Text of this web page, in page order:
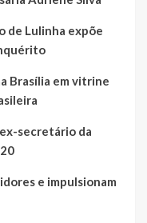
de Lulinha expõe
Brasília em vitrine
secretário da
e impulsionam